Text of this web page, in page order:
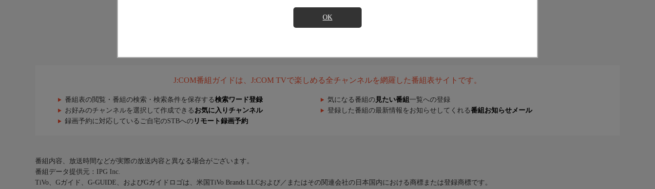
OK
J:COM番組ガイドは、J:COM TVで楽しめる全チャンネルを網羅した番組表サイトです。
番組表の閲覧・番組の検索・検索条件を保存する検索ワード登録 気になる番組の 見たい番組 一覧への登録
お好みのチャンネルを選択して作成できる お気に入りチャンネル 登録した番組の最新情報をお知らせしてくれる番組お知らせメール
録画予約に対応しているご自宅のSTBへの リモート録画予約
番組内容、放送時間などが実際の放送内容と異なる場合がございます。
番組データ提供元：IPG Inc.
TiVo、Gガイド、G-GUIDE、およびGガイドロゴは、米国TiVo Brands LLCおよび／またはその関連会社の日本国内における商標または登録商標です。